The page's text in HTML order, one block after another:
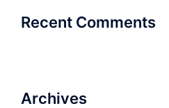
Recent Comments
Archives